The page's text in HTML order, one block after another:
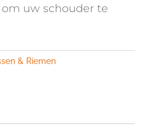
uw schouder te
& Riemen